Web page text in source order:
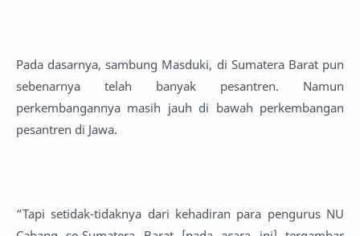
Pada dasarnya, sambung Masduki, di Sumatera Barat pun
sebenarnya telah banyak pesantren. Namun
perkembangannya masih jauh di bawah perkembangan
pesantren di Jawa.
“Tapi setidak-tidaknya dari kehadiran para pengurus NU